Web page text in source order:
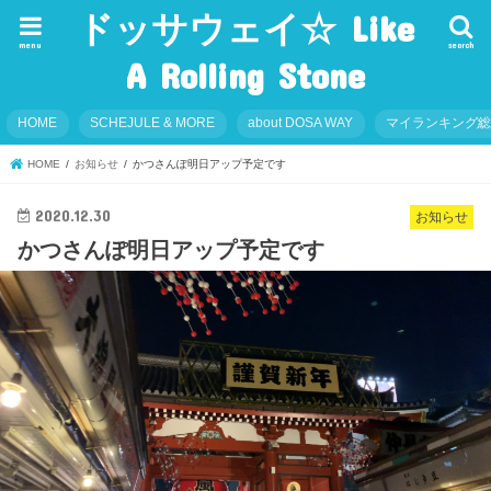
ドッサウェイ☆ Like
A Rolling Stone
search
menu
HOME SCHEJULE & MORE about DOSA WAY マイランキング
HOME お知らせ かつさんぽ明日アップ予定です
お知らせ
2020.12.30
かつさんぽ明日アップ予定です